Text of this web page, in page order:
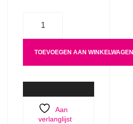
TOEVOEGEN AAN WINKELWAGEN
Aan
verlanglijst